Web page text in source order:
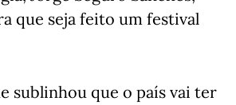
que seja feito um festival
sublinhou que o país vai ter